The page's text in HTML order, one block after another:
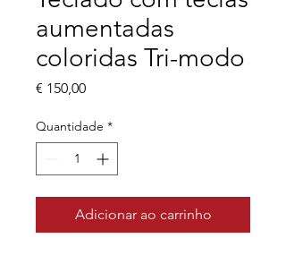
aumentadas
coloridas Tri-modo
€ 150,00Preço
Quantidade *
Adicionar ao carrinho